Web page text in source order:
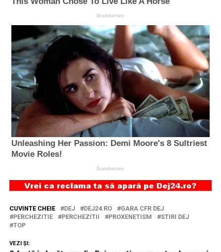
CUVINTE CHEIE DEJ DEJ24.RO
GARA CFR DEJ
PERCHEZITIE
PERCHEZITII PROXENETISM
STIRI DEJ
TOP
VEZI ȘI: